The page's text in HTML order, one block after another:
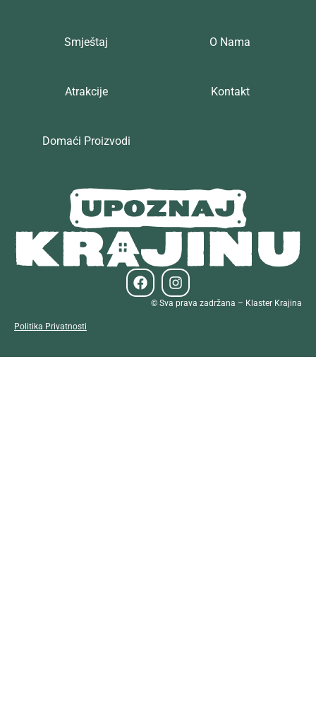
Smještaj
Atrakcije
Domaći Proizvodi
O Nama
Kontakt
© Sva prava zadržana – Klaster Krajina
Politika Privatnosti